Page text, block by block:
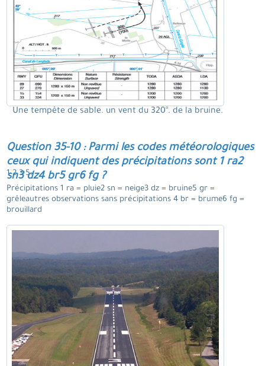
Une tempête de sable. un vent du 320°. de la bruine.
Question 35-10 : Parmi les codes météorologiques
ceux qui indiquent des précipitations sont 1 ra2
sn3 dz4 br5 gr6 fg ?
1 2 3 5.
Précipitations 1 ra = pluie2 sn = neige3 dz = bruine5 gr =
grêleautres observations sans précipitations 4 br = brume6 fg =
brouillard